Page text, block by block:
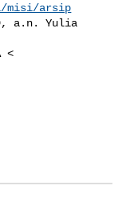
misi/arsip
a.n. Yulia